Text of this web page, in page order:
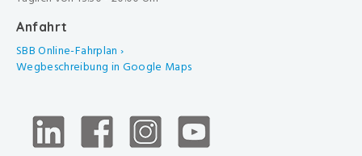
Anfahrt
SBB Online-Fahrplan ›
Wegbeschreibung in Google Maps